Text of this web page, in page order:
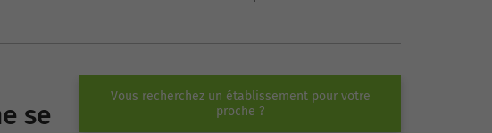
se
Vous recherchez un établissement pour votre
proche ?